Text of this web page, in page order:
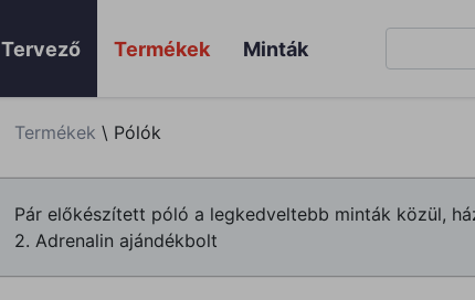
Tervező Termékek Minták
Termékek \ Pólók
Pár előkészített póló a legkedveltebb minták közül,
2. Adrenalin ajándékbolt